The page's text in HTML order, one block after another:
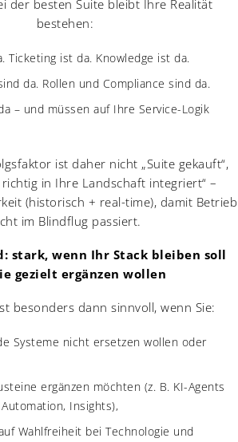
der besten Suite bleibt Ihre Realität
bestehen:
Ticketing ist da. Knowledge ist da.
da. Rollen und Compliance sind da.
– und müssen auf Ihre Service-Logik
ist daher nicht „Suite gekauft“,
in Ihre Landschaft integriert“ –
(historisch + real-time), damit Betrieb
im Blindflug passiert.
stark, wenn Ihr Stack bleiben soll
gezielt ergänzen wollen
besonders dann sinnvoll, wenn Sie:
Systeme nicht ersetzen wollen oder
ergänzen möchten (z. B. KI-Agents
Insights),
Wahlfreiheit bei Technologie und